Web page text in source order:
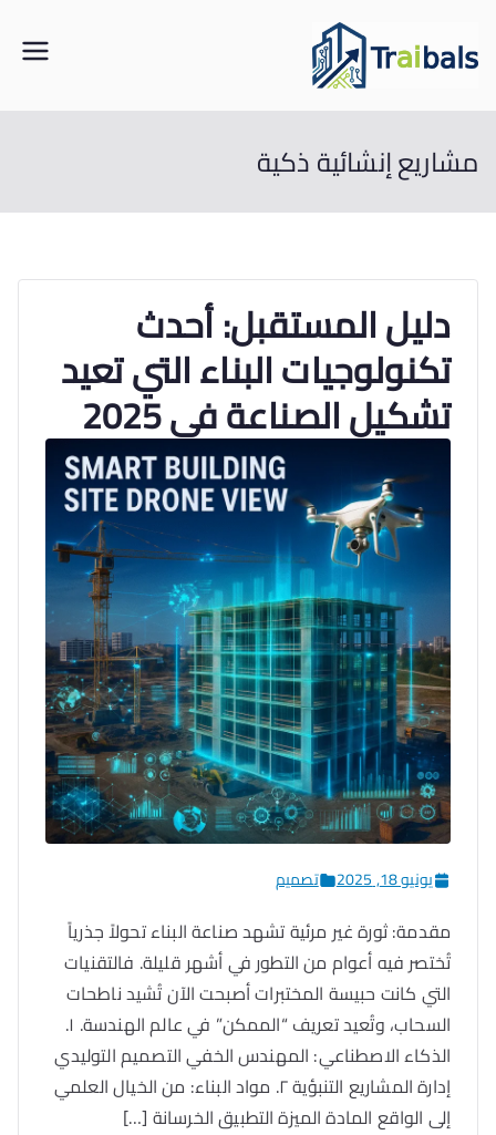
إلى
المحتوى
من مواقع البناء إلى خوارزميات الذكاء
مشاريع إنشائية ذكية
دليل المستقبل: أحدث
تكنولوجيات البناء التي تعيد
تشكيل الصناعة في 2025
يونيو 18, 2025 تصميم
مقدمة: ثورة غير مرئية تشهد صناعة البناء تحولاً جذرياً
تُختصر فيه أعوام من التطور في أشهر قليلة. فالتقنيات
التي كانت حبيسة المختبرات أصبحت الآن تُشيد ناطحات
السحاب، وتُعيد تعريف “الممكن” في عالم الهندسة. ١.
الذكاء الاصطناعي: المهندس الخفي التصميم التوليدي
إدارة المشاريع التنبؤية ٢. مواد البناء: من الخيال العلمي
إلى الواقع المادة الميزة التطبيق الخرسانة […]